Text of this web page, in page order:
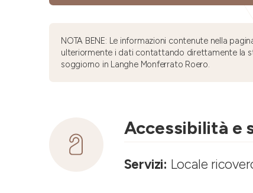
NOTA BENE: Le informazioni contenute nella
ulteriormente i dati contattando direttamente la
soggiorno in Langhe Monferrato Roero.
Accessibilità e
Servizi: Locale